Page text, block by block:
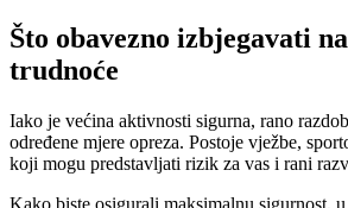
Što obavezno izbjegavati
trudnoće
Iako je većina aktivnosti sigurna, rano
određene mjere opreza. Postoje vježbe,
koji mogu predstavljati rizik za vas i rani